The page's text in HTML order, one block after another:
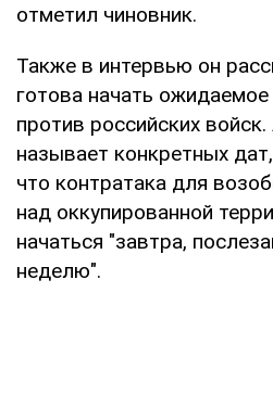
отметил чиновник.
Также в интервью он
готова начать
против российских
называет конкретных
что контратака для
над оккупированной
начаться "завтра,
неделю".